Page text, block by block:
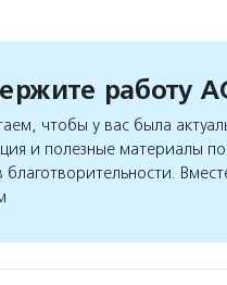
работу
чтобы у вас была
и полезные материалы
благотворительности.